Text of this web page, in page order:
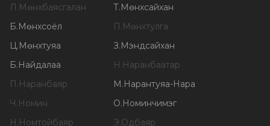
Л . Мөнхбаясгалан Т. Мөнхсайхан
Б. Мөнхсоёл П . Мөнхтулга
Ц. Мөнхтуяа З. Мэндсайхан
Б. Найдалаа Н . Наранбаатар
П . Наранбаяр М . Нарантуяа-Нара
Ч . Номин О. Номинчимэг
Н . Номтойбаяр Э.Одбаяр